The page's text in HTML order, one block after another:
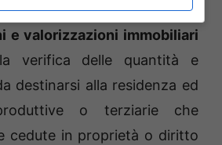
l’approvazione delpiano
e valorizzazioni immobiliari
verifica delle quantità e
destinarsi alla residenza ed
o terziarie che
cedute in proprietà o diritto